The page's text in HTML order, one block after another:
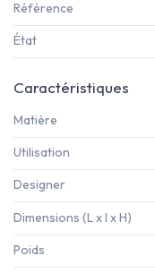
Référence
État
Caractéristiques
Matière
Utilisation
Designer
Dimensions (L x l x H)
Poids